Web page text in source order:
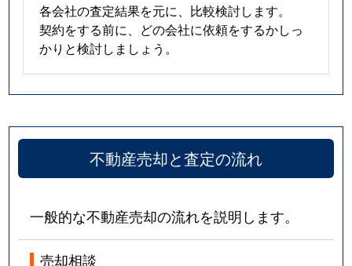
各会社の査定結果を元に、比較検討します。
契約をする前に、どの会社に依頼をするかしっ
かりと検討しましょう。
不動産売却と査定の流れ
一般的な不動産売却の流れを説明します。
売却相談